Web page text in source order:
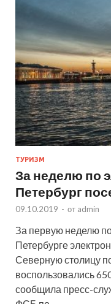
ТУРИЗМ
За неделю по
Петербург
09.10.2019 - от admin
За первую неделю
Петербурге
Северную столицу
воспользовались
сообщила пресс-